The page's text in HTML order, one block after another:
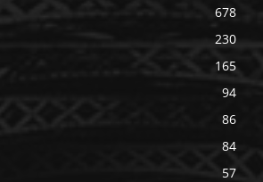
678
230
165
94
86
84
57